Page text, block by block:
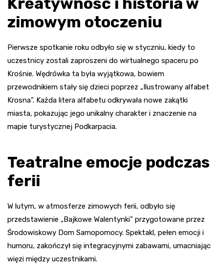
zimowym otoczeniu
Pierwsze spotkanie roku odbyło się w styczniu, kiedy to
uczestnicy zostali zaproszeni do wirtualnego spaceru po
Krośnie. Wędrówka ta była wyjątkowa, bowiem
przewodnikiem stały się dzieci poprzez „Ilustrowany alfabet
Krosna”. Każda litera alfabetu odkrywała nowe zakątki
miasta, pokazując jego unikalny charakter i znaczenie na
mapie turystycznej Podkarpacia.
Teatralne emocje podczas
ferii
W lutym, w atmosferze zimowych ferii, odbyło się
przedstawienie „Bajkowe Walentynki” przygotowane przez
Środowiskowy Dom Samopomocy. Spektakl, pełen emocji i
humoru, zakończył się integracyjnymi zabawami, umacniając
więzi między uczestnikami.